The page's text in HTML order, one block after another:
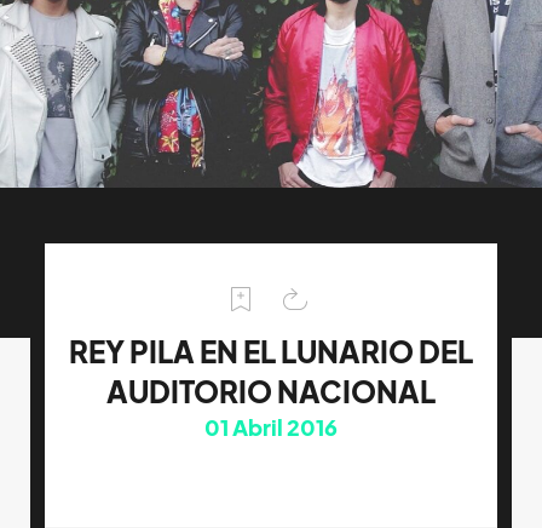
REY PILA EN EL LUNARIO DEL
AUDITORIO NACIONAL
01Abril 2016